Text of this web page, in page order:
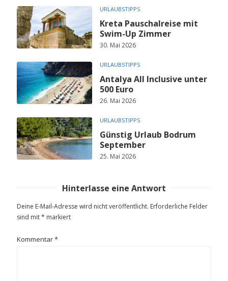
URLAUBSTIPPS
Kreta Pauschalreise mit
Swim-Up Zimmer
30. Mai 2026
URLAUBSTIPPS
Antalya All Inclusive unter
500 Euro
26. Mai 2026
URLAUBSTIPPS
Günstig Urlaub Bodrum
September
25. Mai 2026
Hinterlasse eine Antwort
Deine E-Mail-Adresse wird nicht veröffentlicht. Erforderliche Felder
sind mit* markiert
Kommentar*